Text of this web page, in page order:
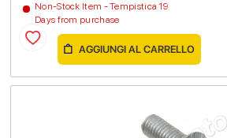
Non-Stock Item - Tempistica 19
Days from purchase
AGGIUNGI AL CARRELLO